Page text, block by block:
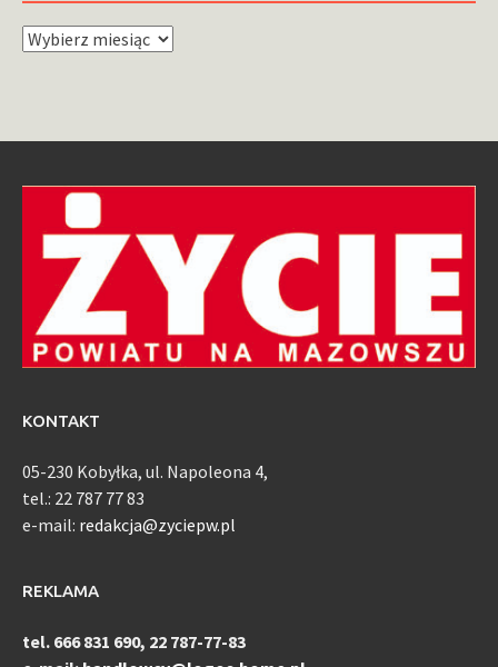
Archiwum
KONTAKT
05-230 Kobyłka, ul. Napoleona 4,
tel.: 22 787 77 83
e-mail: redakcja@zyciepw.pl
REKLAMA
tel. 666 831 690, 22 787-77-83